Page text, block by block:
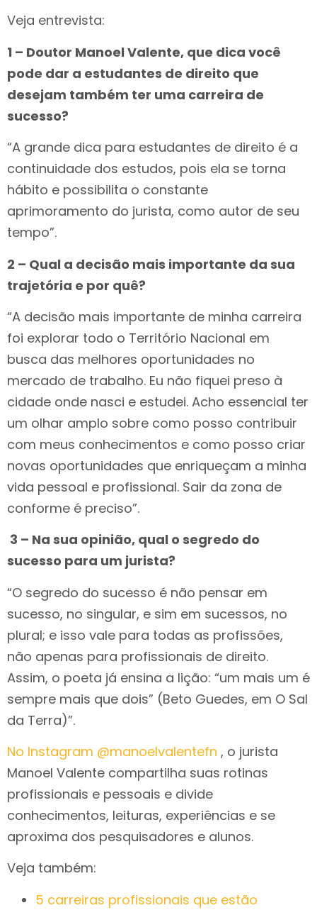
Veja entrevista:
1 – Doutor Manoel Valente, que dica você
pode dar a estudantes de direito que
desejam também ter uma carreira de
sucesso?
“A grande dica para estudantes de direito é a
continuidade dos estudos, pois ela se torna
hábito e possibilita o constante
aprimoramento do jurista, como autor de seu
tempo”.
2 – Qual a decisão mais importante da sua
trajetória e por quê?
“A decisão mais importante de minha carreira
foi explorar todo o Território Nacional em
busca das melhores oportunidades no
mercado de trabalho. Eu não fiquei preso à
cidade onde nasci e estudei. Acho essencial ter
um olhar amplo sobre como posso contribuir
com meus conhecimentos e como posso criar
novas oportunidades que enriqueçam a minha
vida pessoal e profissional. Sair da zona de
conforme é preciso”.
3 – Na sua opinião, qual o segredo do
sucesso para um jurista?
“O segredo do sucesso é não pensar em
sucesso, no singular, e sim em sucessos, no
plural; e isso vale para todas as profissões,
não apenas para profissionais de direito.
Assim, o poeta já ensina a lição: “um mais um é
sempre mais que dois” (Beto Guedes, em O Sal
da Terra)”.
No Instagram @manoelvalentefn , o jurista
Manoel Valente compartilha suas rotinas
profissionais e pessoais e divide
conhecimentos, leituras, experiências e se
aproxima dos pesquisadores e alunos.
Veja também:
5 carreiras profissionais que estão